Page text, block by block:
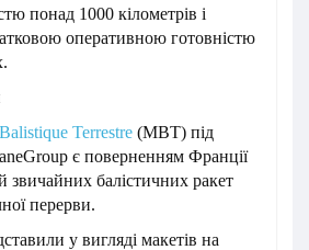
понад 1000 кілометрів і
оперативною готовністю
Terrestre (MBT) під
є поверненням Франції
звичайних балістичних ракет
перерви.
у вигляді макетів на